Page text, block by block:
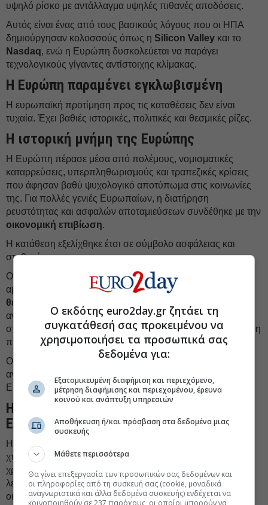
υψηλό ρίσκο με αντάλλαγμα υψηλές πιθανές αποδόσεις.
Αυτός είναι ένας από τους βασικούς λόγους που οι ΗΠΑ
δημιούργησαν κολοσσούς όπως η Silicon Valley και το
Nasdaq, ενώ η Ευρώπη δυσκολεύεται να παράγει
τεχνολογικούς γίγαντες αντίστοιχης κλίμακας.
Η Ευρώπη παραμένει εγκλωβισμένη
Η ευρωπαϊκή προτίμηση προς τις καταθέσεις δεν είναι
τυχαία. Έχει βαθιές ιστορικές, πολιτικές και θεσμικές ρίζες.
Η ιστορική μνήμη της Ευρώπης
Η Ευρώπη πέρασε μέσα από πολέμους, νομισματικές
καταρρεύσεις, υπερπληθωρισμούς και τραπεζικές κρίσεις
που άφησαν βαθύ ψυχολογικό αποτύπωμα στις κοινωνίες
της. Για πολλές γενιές Ευρωπαίων, η διατήρηση
ρευστότητας και ασφαλών αποταμιεύσεων συνδέθηκε με την
οικονομική επιβίωση.
Η κατάθεση εξελίχθηκε έτσι σε σύμβολο ασφάλειας και
σταθερότητας.
Οι ΗΠΑ ακολούθησαν διαφορετική ιστορική πορεία. Η
αμερικανική οικονομία αναπτύχθηκε μέσα σε περιβάλλον
θεσμικής συνέχειας
ανόδου των κεφαλαιαγορών. Η επένδυση στις μετοχές
σταδιακά ενσωματώθηκε στην ίδια την αμερικανική αντίληψη
περί κοινωνικής προόδου.
Ο μέσος Αμερικανός αντιμετωπίζει τη χρηματιστηριακή
αγορά ως
εργαλείο συσσώρευσης πλούτου
Ευρωπαίος συχνά τη βλέπει ακόμη ως χώρο κινδύνου.
Η τραπεζοκεντρική αρχιτεκτονική της
Ευρώπης
Η μεταπολεμική οικονομική αρχιτεκτονική της Ευρώπης
χτίστηκε γύρω από τις τράπεζες. Οι τράπεζες
χρηματοδοτούσαν επιχειρήσεις, επενδύσεις και ανάπτυξη,
λειτουργώντας ως ο βασικός ενδιάμεσος μηχανισμός της
οικονομίας. Αυτό το μοντέλο προσέφερε σταθερότητα για
Ο εκδότης euro2day.gr ζητάει τη
συγκατάθεσή σας προκειμένου να
χρησιμοποιήσει τα προσωπικά σας
δεδομένα για:
Εξατομικευμένη διαφήμιση και περιεχόμενο,
μέτρηση διαφήμισης και περιεχομένου, έρευνα
κοινού και ανάπτυξη υπηρεσιών
Αποθήκευση ή/και πρόσβαση στα δεδομένα μιας
συσκευής
Μάθετε περισσότερα
Θα γίνει επεξεργασία των προσωπικών σας δεδομένων και
οι πληροφορίες από τη συσκευή σας (cookie, μοναδικά
αναγνωριστικά και άλλα δεδομένα συσκευής) ενδέχεται να
κοινοποιηθούν σε 237 παρόχους, οι οποίοι μπορούν να